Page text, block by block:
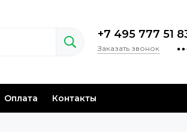
+7 495 777 51
Заказать звонок
Оплата Контакты